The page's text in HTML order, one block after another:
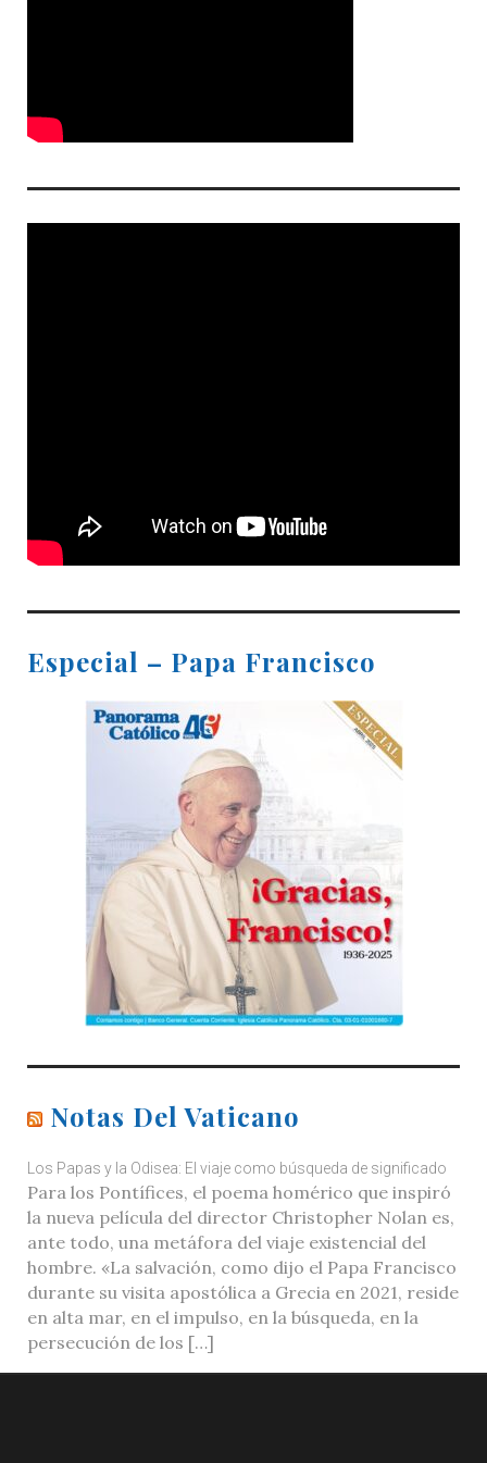
Especial – Papa Francisco
Notas Del Vaticano
Los Papas y la Odisea: El viaje como búsqueda de significado
Para los Pontífices, el poema homérico que inspiró
la nueva película del director Christopher Nolan es,
ante todo, una metáfora del viaje existencial del
hombre. «La salvación, como dijo el Papa Francisco
durante su visita apostólica a Grecia en 2021, reside
en alta mar, en el impulso, en la búsqueda, en la
persecución de los […]